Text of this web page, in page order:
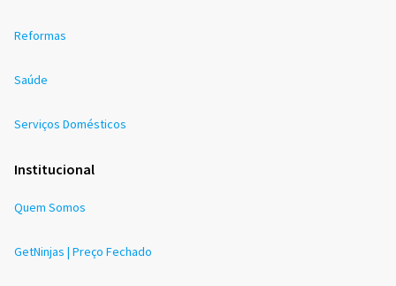
Reformas
Saúde
Serviços Domésticos
Institucional
Quem Somos
GetNinjas | Preço Fechado